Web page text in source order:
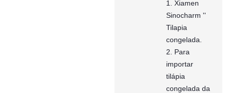
1. Xiamen
Sinocharm ''
Tilapia
congelada.
2. Para
importar
tilápia
congelada da